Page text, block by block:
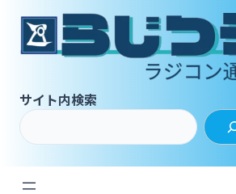
サイト内検索